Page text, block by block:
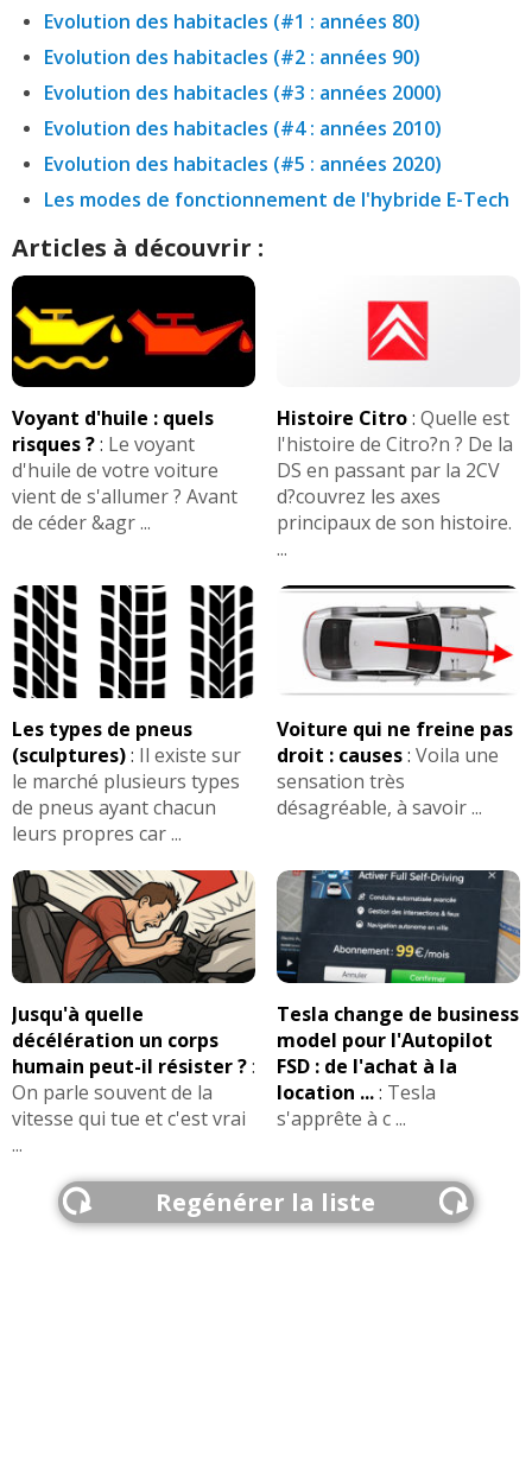
Evolution des habitacles (#1 : années 80)
Evolution des habitacles (#2 : années 90)
Evolution des habitacles (#3 : années 2000)
Evolution des habitacles (#4 : années 2010)
Evolution des habitacles (#5 : années 2020)
Les modes de fonctionnement de l'hybride E-Tech
Articles à découvrir :
Voyant d'huile : quels
risques ?: Le voyant
d'huile de votre voiture
vient de s'allumer ? Avant
de céder &agr ...
Histoire Citro: Quelle est
l'histoire de Citro?n ? De la
DS en passant par la 2CV
d?couvrez les axes
principaux de son histoire.
...
Les types de pneus
(sculptures): Il existe sur
le marché plusieurs types
de pneus ayant chacun
leurs propres car ...
Voiture qui ne freine pas
droit : causes: Voila une
sensation très
désagréable, à savoir ...
Jusqu'à quelle
décélération un corps
humain peut-il résister ?:
On parle souvent de la
vitesse qui tue et c'est vrai
...
Tesla change de business
model pour l'Autopilot
FSD : de l'achat à la
location ...: Tesla
s'apprête à c ...
Regénérer la liste